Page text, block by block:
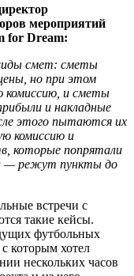
мероприятий
for Dream:
смет: сметы
но при этом
и сметы
и накладные
этого пытаются их
комиссию и
которые попрятали
— режут пункты до
встречи с
такие кейсы.
футбольных
с которым хотел
нескольких часов